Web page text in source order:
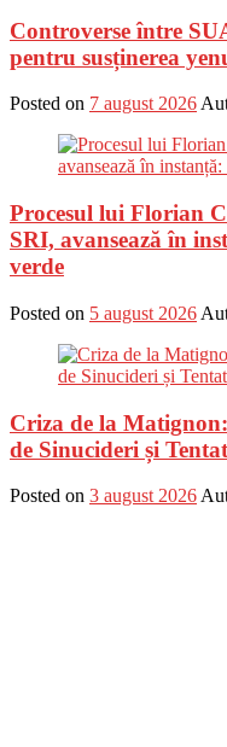
Controverse între
pentru susținerea
Posted on 7 august 2026
Procesul lui Florian
SRI, avansează în
verde
Posted on 5 august 2026
Criza de la
de Sinucideri și
Posted on 3 august 2026